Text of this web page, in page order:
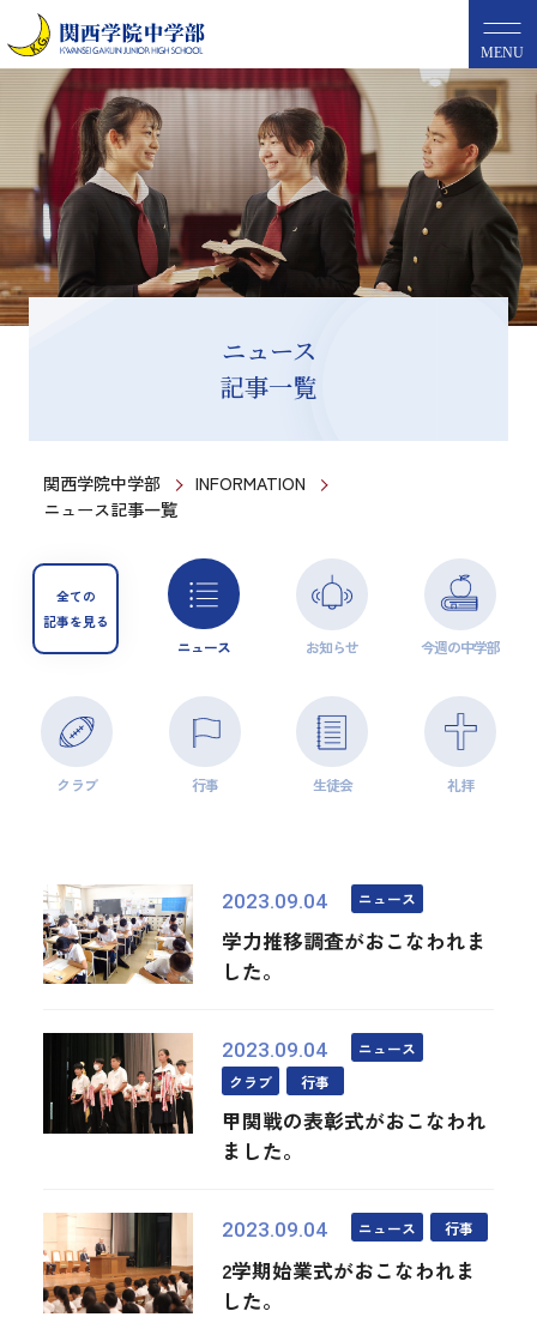
MENU
ニュース
記事一覧
関西学院中学部
INFORMATION
ニュース記事一覧
全ての
記事を見る
ニュース お知らせ 今週の中学部
クラブ 行事 生徒会 礼拝
2023.09.04 ニュース
学力推移調査がおこなわれま
した。
2023.09.04
ニュース
クラブ
行事
甲関戦の表彰式がおこなわれ
ました。
2023.09.04 ニュース 行事
2学期始業式がおこなわれま
した。